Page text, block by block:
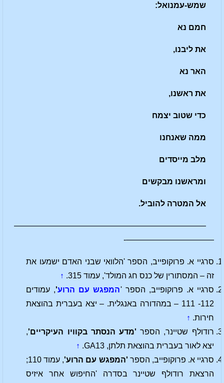
שמש-עמנואל:
חמם נא
את ליבנו,
האר נא
את ראשנו,
כדי שטוב יצמח
ממה שאנחנו
מלב מייסדים
ומראשנו מבקשים
אל המטרה להוביל.
————————————————————————
———————————-
סרגיי א. פרוקופייב, הספר 'הלוואי שבני האדם ישמעו את
זה – המסתורין של כנס חג המולד', עמוד 315.
↑
סרגיי א. פרוקופייב, הספר 'המפגש עם הרוע', עמודים
112- 111 – במהדורה באנגלית. – יצא בעברית בהוצאת
חירות. ↑
רודולף שטיינר, הספר 'מדע הנסתר בקוויו העיקריים',
יצא לאור בעברית בהוצאת תלתן, GA13.
↑
סרגיי א. פרוקופייב, הספר 'המפגש עם הרוע'
, עמוד 110;
הרצאת רודולף שטיינר בסדרה 'החיפוש אחר איזיס